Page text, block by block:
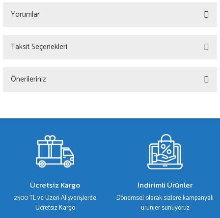
Yorumlar
Taksit Seçenekleri
Önerileriniz
gördüğünüz noktaları öneri formunu kullanarak tarafımıza iletebilirsiniz.
Ürün resmi kalitesiz, bozuk veya görüntülenemiyor.
Ürün açıklamasında eksik bilgiler bulunuyor.
Ürün fiyatı diğer sitelerden daha pahalı.
Bu ürüne benzer farklı alternatifler olmalı.
Ücretsiz Kargo
2500 TL ve Üzeri Alışverişlerde
Ücretsiz Kargo
İndirimli Ürünler
Dönemsel olarak sizlere kampanyalı
ürünler sunuyoruz